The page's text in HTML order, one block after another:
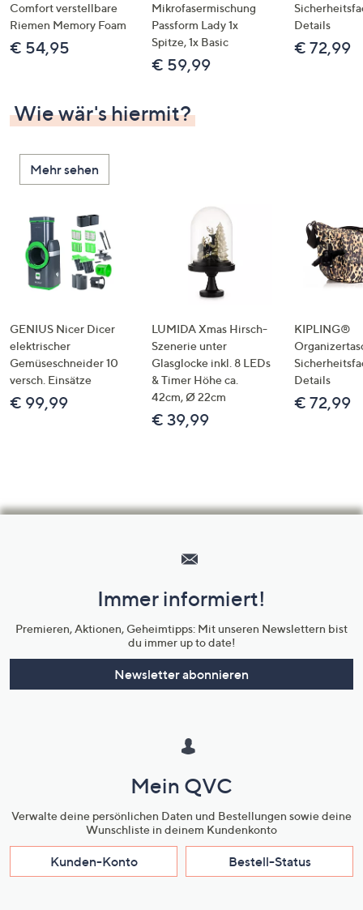
rechts,
um
diese
Comfort verstellbare
Riemen Memory Foam
€ 54,95
Mikrofasermischung
Passform Lady 1x
Spitze, 1x Basic
€ 59,99
Details
€ 72,99
Wie wär's hiermit?
Mehr sehen
GENIUS Nicer Dicer
elektrischer
Gemüseschneider 10
versch. Einsätze
€ 99,99
LUMIDA Xmas Hirsch-
Szenerie unter
Glasglocke inkl. 8 LEDs
& Timer Höhe ca.
42cm, Ø 22cm
€ 39,99
KIPLING®
Details
€ 72,99
Unternehmensinformationen
Immer informiert!
Premieren, Aktionen, Geheimtipps: Mit unseren Newslettern bist
du immer up to date!
Newsletter abonnieren
Mein QVC
Verwalte deine persönlichen Daten und Bestellungen sowie deine
Wunschliste in deinem Kundenkonto
Kunden-Konto Bestell-Status